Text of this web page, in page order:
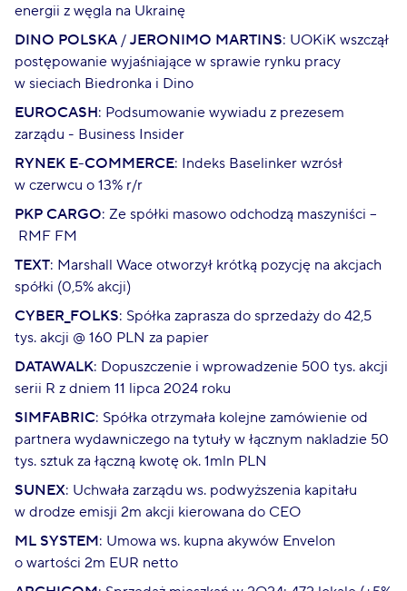
energii z węgla na Ukrainę
DINO POLSKA / JERONIMO MARTINS: UOKiK wszczął
postępowanie wyjaśniające w sprawie rynku pracy
w sieciach Biedronka i Dino
EUROCASH: Podsumowanie wywiadu z prezesem
zarządu - Business Insider
RYNEK E-COMMERCE: Indeks Baselinker wzrósł
w czerwcu o 13% r/r
PKP CARGO: Ze spółki masowo odchodzą maszyniści –
RMF FM
TEXT: Marshall Wace otworzył krótką pozycję na akcjach
spółki (0,5% akcji)
CYBER_FOLKS: Spółka zaprasza do sprzedaży do 42,5
tys. akcji @ 160 PLN za papier
DATAWALK: Dopuszczenie i wprowadzenie 500 tys. akcji
serii R z dniem 11 lipca 2024 roku
SIMFABRIC: Spółka otrzymała kolejne zamówienie od
partnera wydawniczego na tytuły w łącznym nakladzie 50
tys. sztuk za łączną kwotę ok. 1mln PLN
SUNEX: Uchwała zarządu ws. podwyższenia kapitału
w drodze emisji 2m akcji kierowana do CEO
ML SYSTEM: Umowa ws. kupna akywów Envelon
o wartości 2m EUR netto